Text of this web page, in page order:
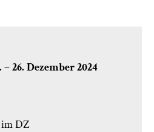
26. Dezember2024
im DZ